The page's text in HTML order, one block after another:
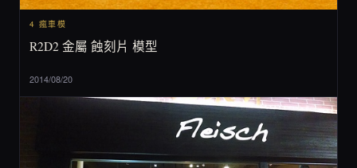
4 瘋車模
R2D2 金屬 蝕刻片 模型
2014/08/20